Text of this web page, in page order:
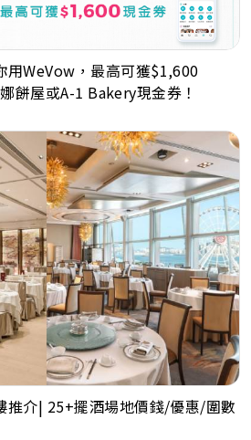
用WeVow，最高可獲$1,600
餅屋或A-1 Bakery現金券！
推介| 25+擺酒場地價錢/優惠/圍數